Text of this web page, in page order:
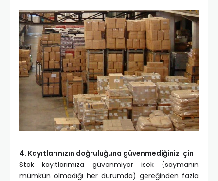
4. Kayıtlarınızın doğruluğuna güvenmediğiniz için
Stok kayıtlarımıza güvenmiyor isek (saymanın
mümkün olmadığı her durumda) gereğinden fazla